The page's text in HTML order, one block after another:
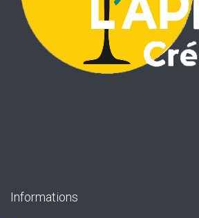
Informations